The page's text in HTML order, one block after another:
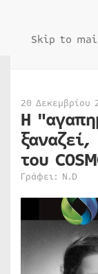
Skip to
20 Δεκεμβρίου
Η
του
Γράφει: N.D